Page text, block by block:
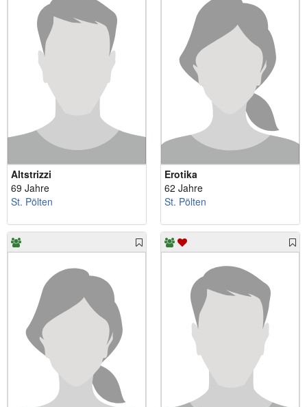
Altstrizzi
69 Jahre
St. Pölten
Erotika
62 Jahre
St. Pölten